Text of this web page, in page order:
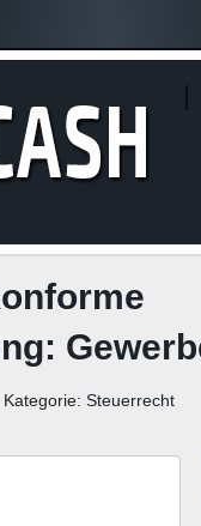
Kategorie: Steuerrecht